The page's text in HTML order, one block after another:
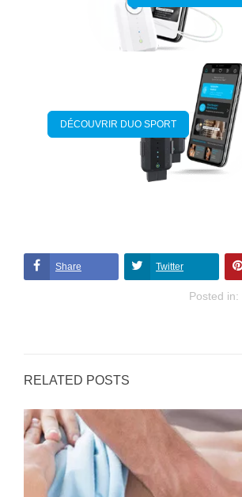
DÉCOUVRIR DUO SPORT
Share Twitter
Posted in:
RELATED POSTS